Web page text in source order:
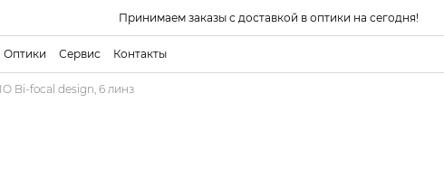
Принимаем заказы с доставкой в оптики на сегодня!
Оптики Сервис Контакты
Bi-focal design, 6 линз